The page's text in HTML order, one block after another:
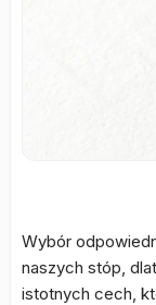
Wybór
naszych stóp,
istotnych cech,